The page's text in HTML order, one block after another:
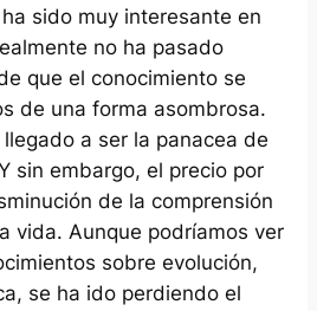
ha sido muy interesante en
no ha pasado
que el conocimiento se
de una forma asombrosa.
a ser la panacea de
sin embargo, el precio por
de la comprensión
vida. Aunque podríamos ver
sobre evolución,
se ha ido perdiendo el